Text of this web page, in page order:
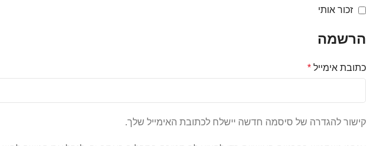
זכור אותי
הרשמה
כתובת אימייל *
קישור להגדרה של סיסמה חדשה יישלח לכתובת האימייל שלך.